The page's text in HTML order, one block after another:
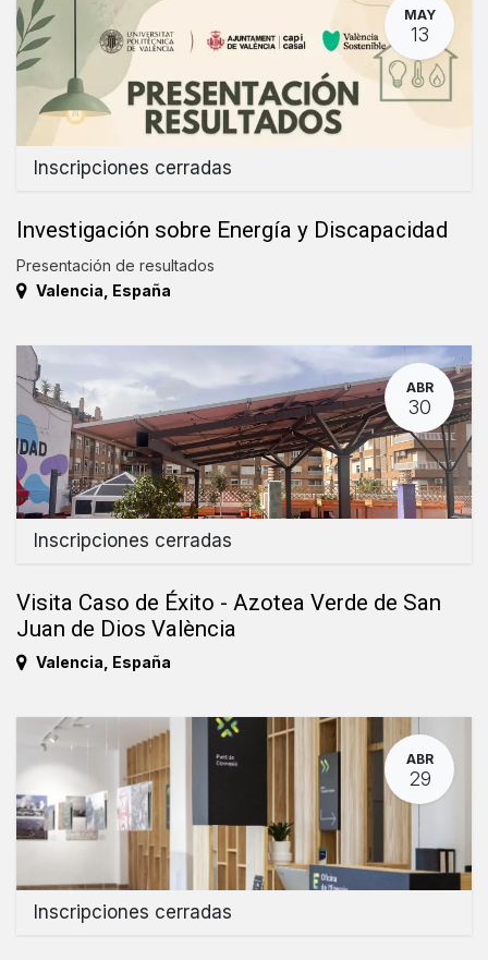
MAY
13
Inscripciones cerradas
Investigación sobre Energía y Discapacidad
Presentación de resultados
Valencia España
ABR
30
Inscripciones cerradas
Visita Caso de Éxito - Azotea Verde de San
Juan de Dios València
Valencia España
ABR
29
Inscripciones cerradas